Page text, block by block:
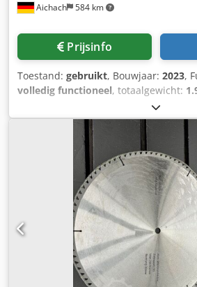
Aichach 584 km
Prijsinfo
Toestand: gebruikt, Bouwjaar: 2023,
volledig functioneel, totaalgewicht:
GI25EZ proline liggende meters-
Bouwjaar 2023 1930 kg Dodpfoyg I
Aandrijving elektrisch of via aftakas
volgnummerbord tot 25 km/u
Splijtsnelheid in cm/sec: voorwaarts: